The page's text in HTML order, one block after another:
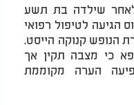
שילדה בת תשע
הגיעה לטיפול רפואי
הנופש קנוקה הייסט.
כי מצבה תקין אך
הערה מקוממת